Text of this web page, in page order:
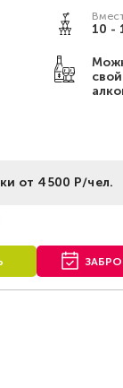
10 -
свой
от 4500 Р/чел.